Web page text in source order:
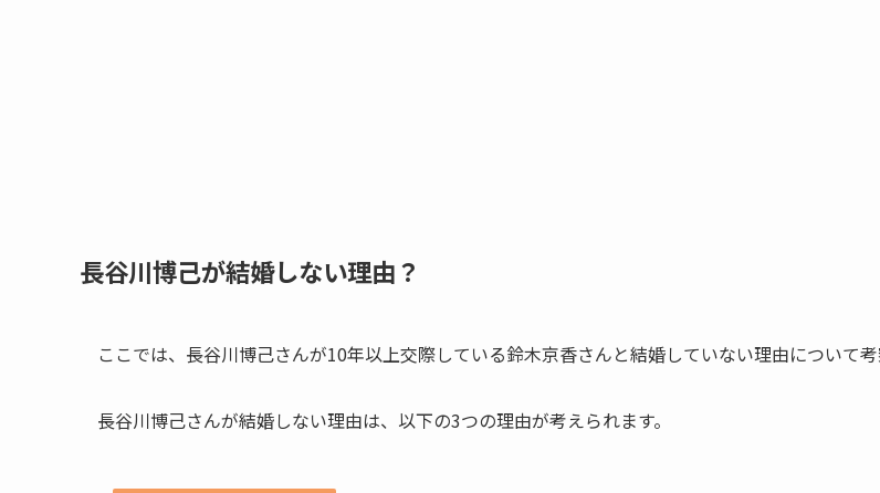
長谷川博己が結婚しない理由？
ここでは、長谷川博己さんが10年以上交際している鈴木京香さんと結婚していない理由について考
長谷川博己さんが結婚しない理由は、以下の3つの理由が考えられます。